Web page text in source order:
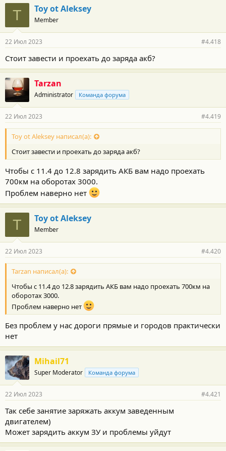
T Toy ot Aleksey
Member
22 Июл 2023 #4.418
Стоит завести и проехать до заряда акб?
Tarzan
Administrator Команда форума
22 Июл 2023 #4.419
Toy ot Aleksey написал(а):
Стоит завести и проехать до заряда акб?
Чтобы с 11.4 до 12.8 зарядить АКБ вам надо проехать
700км на оборотах 3000.
Проблем наверно нет
T Toy ot Aleksey
Member
22 Июл 2023 #4.420
Tarzan написал(а):
Чтобы с 11.4 до 12.8 зарядить АКБ вам надо проехать 700км на
оборотах 3000.
Проблем наверно нет
Без проблем у нас дороги прямые и городов практически
нет
Mihail71
Super Moderator Команда форума
22 Июл 2023 #4.421
Так себе занятие заряжать аккум заведенным
двигателем)
Может зарядить аккум ЗУ и проблемы уйдут